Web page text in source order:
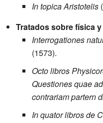
In topica Aristotelis
Tratados sobre física
Interrogationes
(1573).
Octo libros
Questiones quae
contrariam partern
In quator libros de